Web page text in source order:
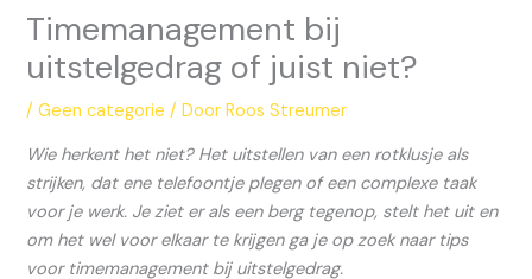
Timemanagement bij
uitstelgedrag of juist niet?
/Geen categorie / DoorRoos Streumer
Wie herkent het niet? Het uitstellen van een rotklusje als
strijken, dat ene telefoontje plegen of een complexe taak
voor je werk. Je ziet er als een berg tegenop, stelt het uit en
om het wel voor elkaar te krijgen ga je op zoek naar tips
voor timemanagement bij uitstelgedrag.